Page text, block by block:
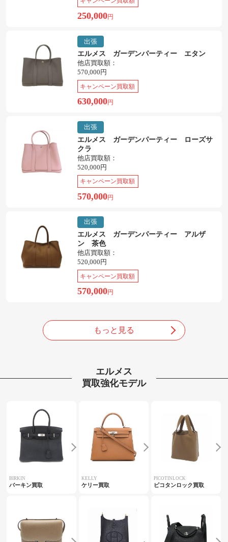
250,000円
出張
エルメス ガーデンパーティー エタン
他店買取額：
570,000円
キャンペーン買取額
630,000円
出張
エルメス ガーデンパーティー ローズサ
クラ
他店買取額：
520,000円
キャンペーン買取額
570,000円
出張
エルメス ガーデンパーティー アルザ
ン 茶色
他店買取額：
520,000円
キャンペーン買取額
570,000円
もっと見る
エルメス
買取強化モデル
BIRKIN
バーキン買取
KELLY
ケリー買取
PICOTINLOCK
ピコタンロック買取